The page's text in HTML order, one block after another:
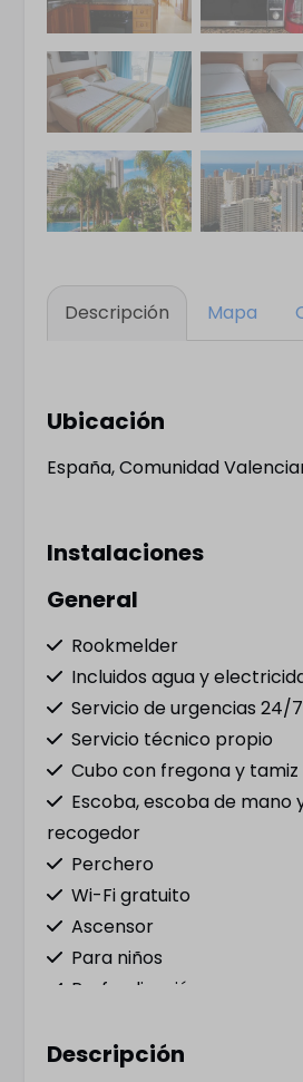
Descripción Mapa
Ubicación
España, Comunidad
Instalaciones
General
Rookmelder
Incluidos agua y
Servicio de urgencias 24/7
Servicio técnico propio
Cubo con fregona y tamiz
Escoba, escoba de mano
recogedor
Perchero
Wi-Fi gratuito
Ascensor
Para niños
Profundización
Limpieza intermedia
Descripción